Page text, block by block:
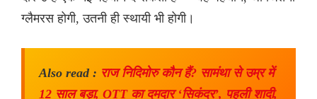
ग्लैमरस होगी, उतनी ही स्थायी भी होगी।
Also read : राज निदिमोरु कौन हैं? सामंथा से उम्र में
12 साल बड़ा, OTT का दमदार ‘सिकंदर’, पहली शादी,